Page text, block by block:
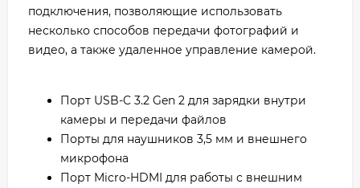
подключения, позволяющие использовать
несколько способов передачи фотографий и
видео, а также удаленное управление камерой.
Порт USB-C 3.2 Gen 2 для зарядки внутри
камеры и передачи файлов
Порты для наушников 3,5 мм и внешнего
микрофона
Порт Micro-HDMI для работы с внешним